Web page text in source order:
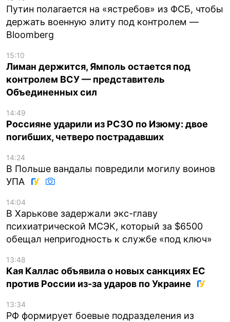
Путин полагается на «ястребов» из ФСБ, чтобы
держать военную элиту под контролем —
Bloomberg
15:10
Лиман держится, Ямполь остается под
контролем ВСУ — представитель
Объединенных сил
14:49
Россияне ударили из РСЗО по Изюму: двое
погибших, четверо пострадавших
14:24
В Польше вандалы повредили могилу воинов
УПА
14:04
В Харькове задержали экс-главу
психиатрической МСЭК, который за $6500
обещал непригодность к службе «под ключ»
13:48
Кая Каллас объявила о новых санкциях ЕС
против России из-за ударов по Украине
13:34
РФ формирует боевые подразделения из